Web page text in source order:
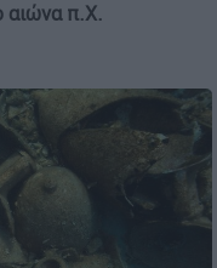
αιώνα π.Χ.